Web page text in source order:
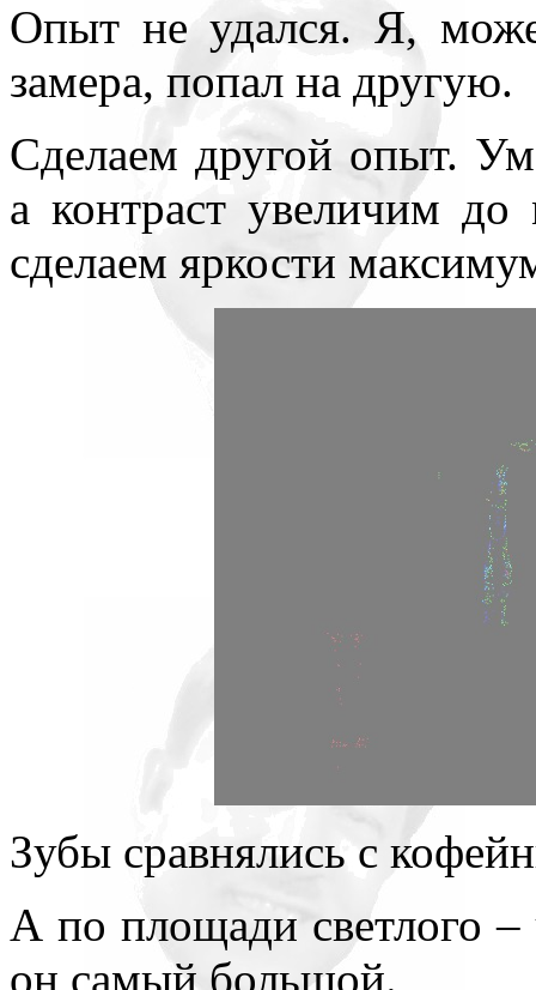
Опыт не удался. Я,
замера, попал на другую.
Сделаем другой опыт.
а контраст увеличим
сделаем яркости
Зубы сравнялись с
А по площади светлого –
он самый большой.